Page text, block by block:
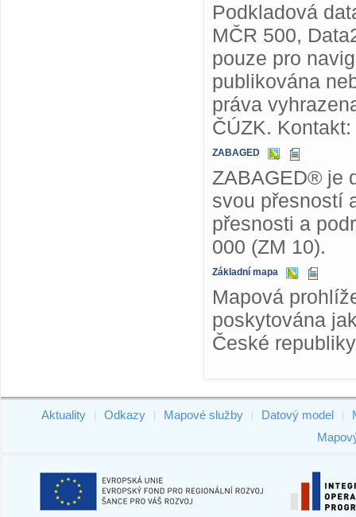
Podkladová
MČR 500,
pouze pro
publikována
práva
ČÚZK.
ZABAGED
ZABAGED® je
svou přesností
přesnosti a
000 (ZM 10).
Základní mapa
Mapová
poskytována
České
Aktuality Odkazy Mapové služby Datový model